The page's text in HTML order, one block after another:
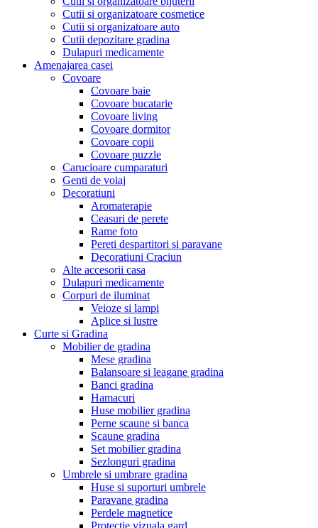
Cutii si organizatoare cosmetice
Cutii si organizatoare auto
Cutii depozitare gradina
Dulapuri medicamente
Amenajarea casei
Covoare
Covoare baie
Covoare bucatarie
Covoare living
Covoare dormitor
Covoare copii
Covoare puzzle
Carucioare cumparaturi
Genti de voiaj
Decoratiuni
Aromaterapie
Ceasuri de perete
Rame foto
Pereti despartitori si paravane
Decoratiuni Craciun
Alte accesorii casa
Dulapuri medicamente
Corpuri de iluminat
Veioze si lampi
Aplice si lustre
Curte si Gradina
Mobilier de gradina
Mese gradina
Balansoare si leagane gradina
Banci gradina
Hamacuri
Huse mobilier gradina
Perne scaune si banca
Scaune gradina
Set mobilier gradina
Sezlonguri gradina
Umbrele si umbrare gradina
Huse si suporturi umbrele
Paravane gradina
Perdele magnetice
Protectie vizuala gard